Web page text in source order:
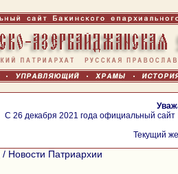
С 26 декабря 2021 года официальный
Текущий
/ Новости Патриархии